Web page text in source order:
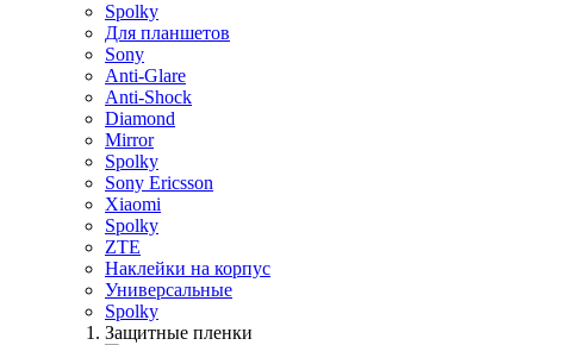
Spolky
Для планшетов
Sony
Anti-Glare
Anti-Shock
Diamond
Mirror
Spolky
Sony Ericsson
Xiaomi
Spolky
ZTE
Наклейки на корпус
Универсальные
Spolky
Защитные пленки